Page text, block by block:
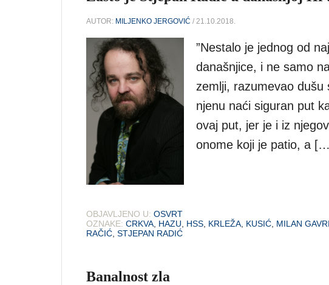
AUTOR: MILJENKO JERGOVIĆ / 21.10.2018.
”Nestalo je jednog od
današnjice, i ne samo
zemlji, razumevao
njenu naći siguran put
ovaj put, jer je i iz
onome koji je patio, a
OBJAVLJENO U: OSVRT
OZNAKE: CRKVA HAZU HSS KRLEŽA KUSIĆ MILAN
RAČIĆ STJEPAN RADIĆ
Banalnost zla